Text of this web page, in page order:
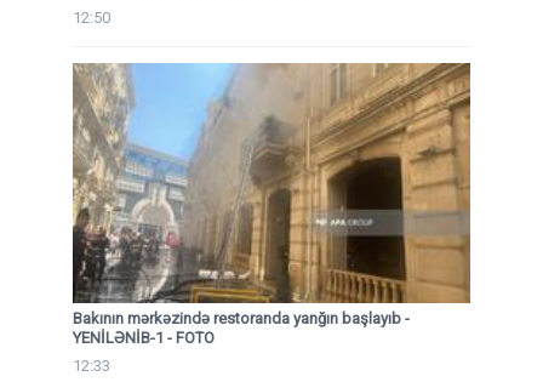
12:50
Bakının mərkəzində restoranda yanğın başlayıb -
YENİLƏNİB-1 - FOTO
12:33